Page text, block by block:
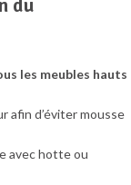
du
les meubles hauts
afin d’éviter mousse
avec hotte ou